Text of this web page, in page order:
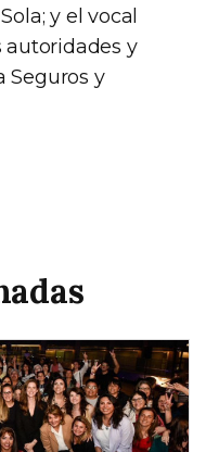
y el vocal
autoridades y
Seguros y